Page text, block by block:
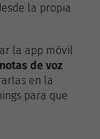
la propia
la app móvil
de voz
en la
para que